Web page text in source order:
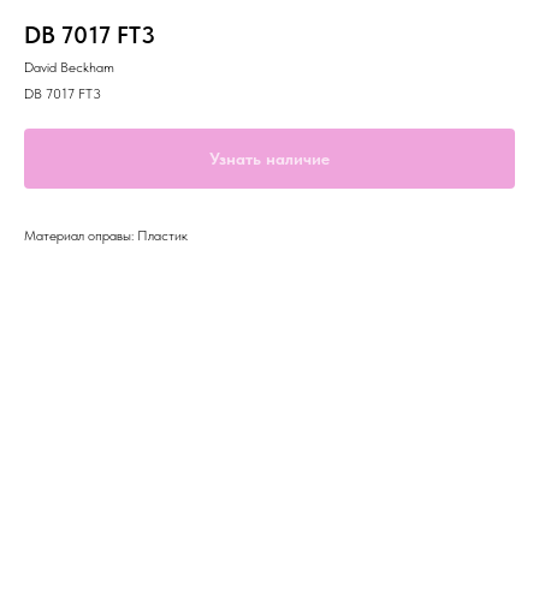
DB 7017 FT3
David Beckham
DB 7017 FT3
Узнать наличие
Материал оправы: Пластик